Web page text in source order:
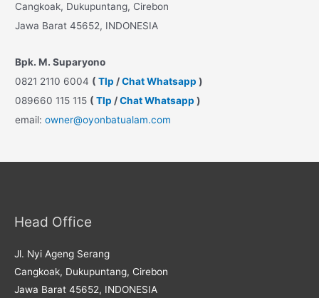
Cangkoak, Dukupuntang, Cirebon
Jawa Barat 45652, INDONESIA
Bpk. M. Suparyono
0821 2110 6004 (Tlp /Chat Whatsapp )
089660 115 115 (Tlp /Chat Whatsapp )
email:owner@oyonbatualam.com
Head Office
Jl. Nyi Ageng Serang
Cangkoak, Dukupuntang, Cirebon
Jawa Barat 45652, INDONESIA